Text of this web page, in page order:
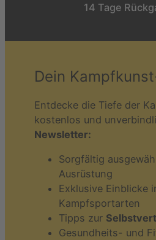
14 Tage
Dein
Entdecke die Tiefe der
kostenlos und
Newsletter:
Sorgfältig
Ausrüstung
Exklusive Einblicke
Kampfsportarten
Tipps zur
Gesundheits- und